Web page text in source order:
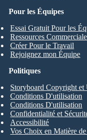
Pour les Équipes
Essai Gratuit Pour les
Ressources
Créer Pour le Travail
Rejoignez mon Équipe
Politiques
Storyboard Copyright et
Conditions D'utilisation
Conditions D'utilisation
Confidentialité et
Accessibilité
Vos Choix en Matière